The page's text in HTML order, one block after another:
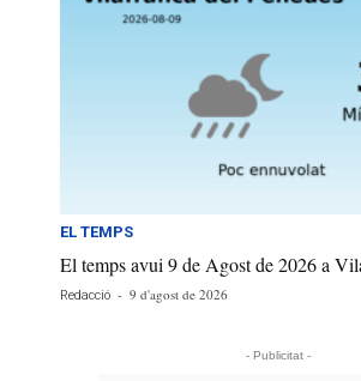
EL TEMPS
El temps avui 9 de Agost de 2026 a
Redacció - 9 d'agost de 2026
- Publicitat -